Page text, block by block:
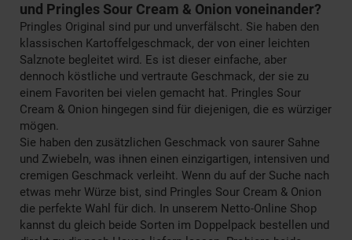
und Pringles Sour Cream & Onion voneinander?
Pringles Original sind pur und unverfälscht. Sie haben den
klassischen Kartoffelgeschmack, der von einer leichten
Salznote begleitet wird. Es ist dieser einfache, aber
dennoch köstliche und vertraute Geschmack, der sie zu
einem Favoriten bei vielen gemacht hat. Pringles Sour
Cream & Onion hingegen sind für diejenigen, die es würziger
mögen.
Sie haben den zusätzlichen Geschmack von saurer Sahne
und Zwiebeln, was ihnen einen einzigartigen, intensiven und
cremigen Geschmack verleiht. Wenn du auf der Suche nach
etwas mehr Würze bist, sind Pringles Sour Cream & Onion
die perfekte Wahl für dich. In unserem Netto-Online Shop
kannst du gleich beide Sorten im Doppelpack bestellen und